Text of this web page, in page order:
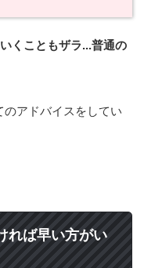
くこともザラ...普通の
アドバイスをしてい
れば早い方がい